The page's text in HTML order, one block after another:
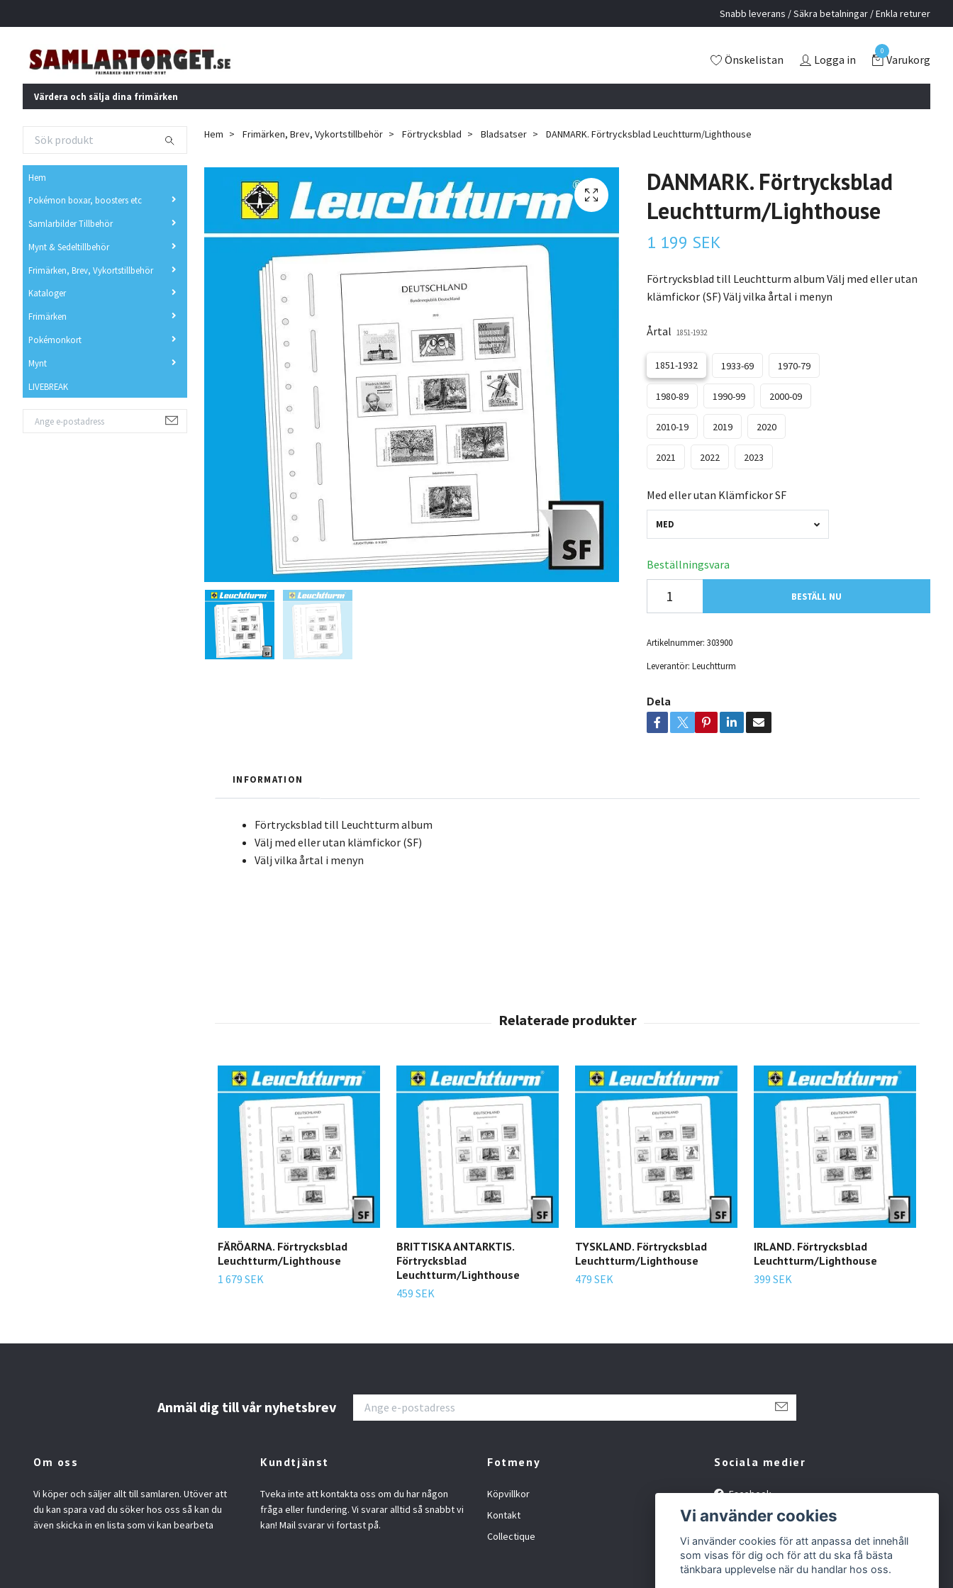
Snabb leverans / Säkra betalningar / Enkla returer
Önskelistan Logga in
0
Varukorg
Värdera och sälja dina frimärken
Hem
Pokémon boxar, boosters etc
Samlarbilder Tillbehör
Mynt & Sedeltillbehör
Frimärken, Brev, Vykortstillbehör
Kataloger
Frimärken
Pokémonkort
Mynt
LIVEBREAK
Hem Frimärken, Brev, Vykortstillbehör Förtrycksblad Bladsatser DANMARK. Förtrycksblad Leuchtturm/Lighthouse
DANMARK. Förtrycksblad
Leuchtturm/Lighthouse
1 199 SEK
Förtrycksblad till Leuchtturm album Välj med eller utan
klämfickor (SF) Välj vilka årtal i menyn
Årtal 1851-1932
1851-1932 1933-69 1970-79
1980-89 1990-99 2000-09
2010-19 2019 2020
2021 2022 2023
Med eller utan Klämfickor SF
MED
Beställningsvara
BESTÄLL NU
Artikelnummer: 303900
Leverantör: Leuchtturm
Dela
INFORMATION
Förtrycksblad till Leuchtturm album
Välj med eller utan klämfickor (SF)
Välj vilka årtal i menyn
FÄRÖARNA. Förtrycksblad
Leuchtturm/Lighthouse
1 679 SEK
BRITTISKA ANTARKTIS.
Förtrycksblad
Leuchtturm/Lighthouse
459 SEK
TYSKLAND. Förtrycksblad
Leuchtturm/Lighthouse
479 SEK
IRLAND. Förtrycksblad
Leuchtturm/Lighthouse
399 SEK
Anmäl dig till vår nyhetsbrev
Om oss
Vi köper och säljer allt till samlaren. Utöver att
du kan spara vad du söker hos oss så kan du
även skicka in en lista som vi kan bearbeta
Kundtjänst
Tveka inte att kontakta oss om du har någon
fråga eller fundering. Vi svarar alltid så snabbt vi
kan! Mail svarar vi fortast på.
Fotmeny
Köpvillkor
Kontakt
Collectique
Sociala medier
Facebook
Instagram
YouTube
Tiktok
Vi använder cookies
Vi använder cookies för att anpassa det innehåll
som visas för dig och för att du ska få bästa
tänkbara upplevelse när du handlar hos oss.